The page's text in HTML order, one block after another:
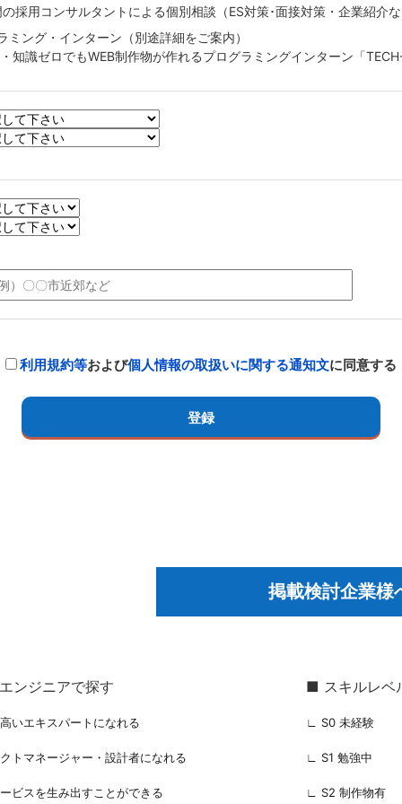
の採用コンサルタントによる個別相談（ES対策･面接対策・企業紹介
ミング・インターン（別途詳細をご案内）
知識ゼロでもWEB制作物が作れるプログラミングインターン「
利用規約等および個人情報の取扱いに関する通知文に同意する
掲載検討企業様
ンジニアで探す
いエキスパートになれる
トマネージャー・設計者になれる
ビスを生み出すことができる
■ スキルレベ
∟ S0 未経験
∟ S1 勉強中
∟ S2 制作物有